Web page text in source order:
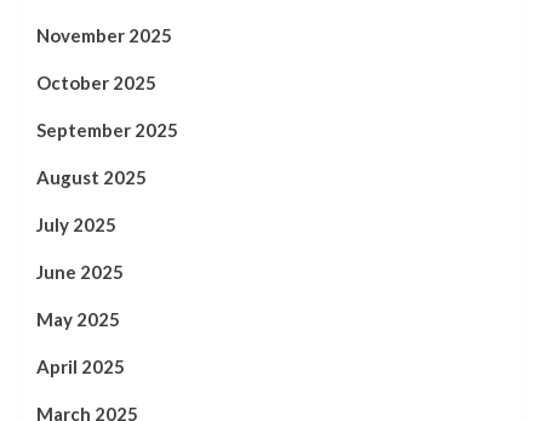
November 2025
October 2025
September 2025
August 2025
July 2025
June 2025
May 2025
April 2025
March 2025